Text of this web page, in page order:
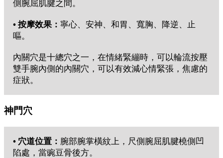
側腕屈肌腱之間。
• 按摩效果： 寧心、安神、和胃、寬胸、降逆、止
嘔。
內關穴是十總穴之一，在情緒緊繃時，可以輪流按壓
雙手腕內側的內關穴，可以有效減心情緊張，焦慮的
症狀。
神門穴
• 穴道位置： 腕部腕掌橫紋上，尺側腕屈肌腱橈側凹
陷處，當豌豆骨後方。